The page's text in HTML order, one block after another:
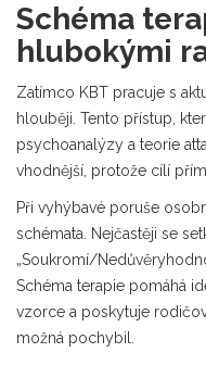
Schéma
hlubokými
Zatímco KBT pracuje s
hlouběji. Tento přístup,
psychoanalýzy a teorie
vhodnější, protože cílí
Při vyhýbavé poruše
schémata. Nejčastěji se
„Soukromí/
Schéma terapie pomáhá
vzorce a poskytuje
možná pochybil.